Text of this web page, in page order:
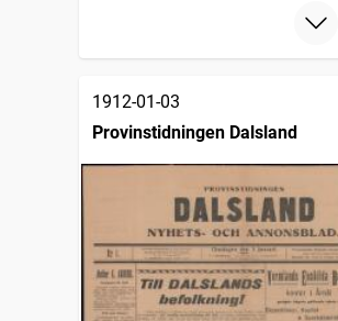
1912-01-03
Provinstidningen Dalsland